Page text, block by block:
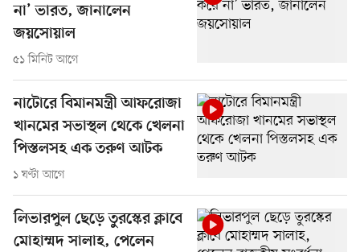
না’ ভারত, জানালেন
জয়সোয়াল
৫১ মিনিট আগে
নাটোরে বিমানমন্ত্রী আফরোজা
খানমের সভাস্থল থেকে খেলনা
পিস্তলসহ এক তরুণ আটক
১ ঘণ্টা আগে
লিভারপুল ছেড়ে তুরস্কের ক্লাবে
মোহাম্মদ সালাহ, পেলেন